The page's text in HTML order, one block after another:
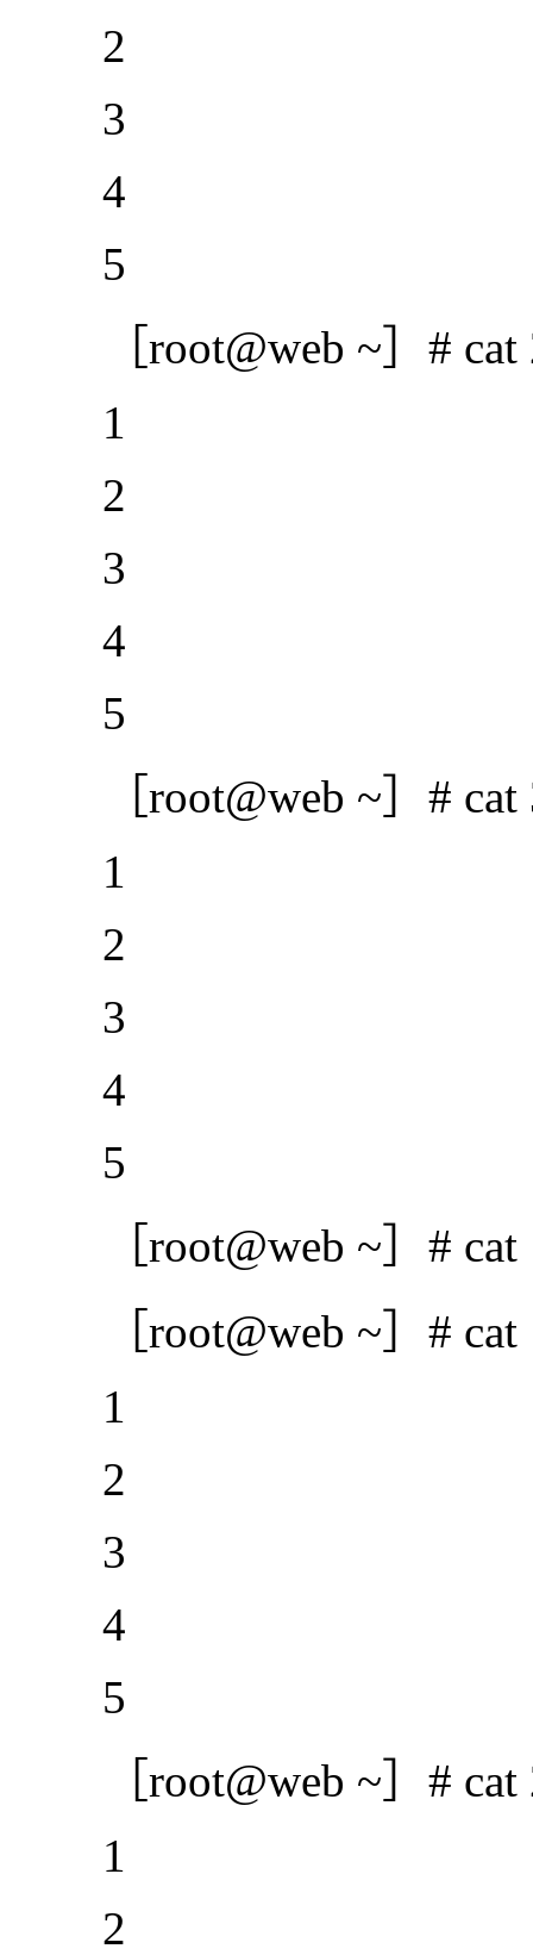
2
3
4
5
［root@web ~］# cat
1
2
3
4
5
［root@web ~］# cat
1
2
3
4
5
［root@web ~］# cat
［root@web ~］# cat
1
2
3
4
5
［root@web ~］# cat
1
2